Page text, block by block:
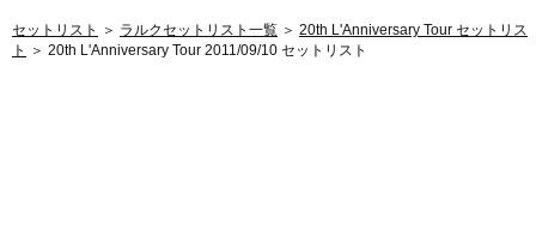
セットリスト ＞ ラルクセットリスト一覧 ＞ 20th L'Anniversary Tour セットリス
ト
＞ 20th L'Anniversary Tour 2011/09/10 セットリスト